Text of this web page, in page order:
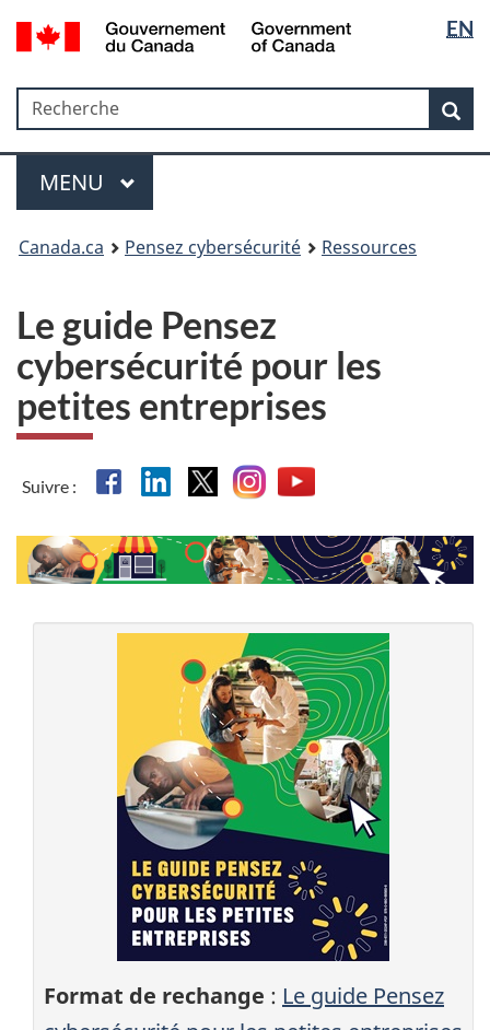
Passer
au
Passer
à
sujet
du
Passer
à
HTML
simplifiée
la
langue
EN
Government
Gouvernement
du
Recherche
Recherche
Menu
MAIN
MENU
Canada.ca Pensez cybersécurité Ressources
Le guide Pensez
cybersécurité pour les
petites entreprises
Suivre : Facebook
Linkedin
X Instagram
YouTube
Format de rechange : Le guide Pensez